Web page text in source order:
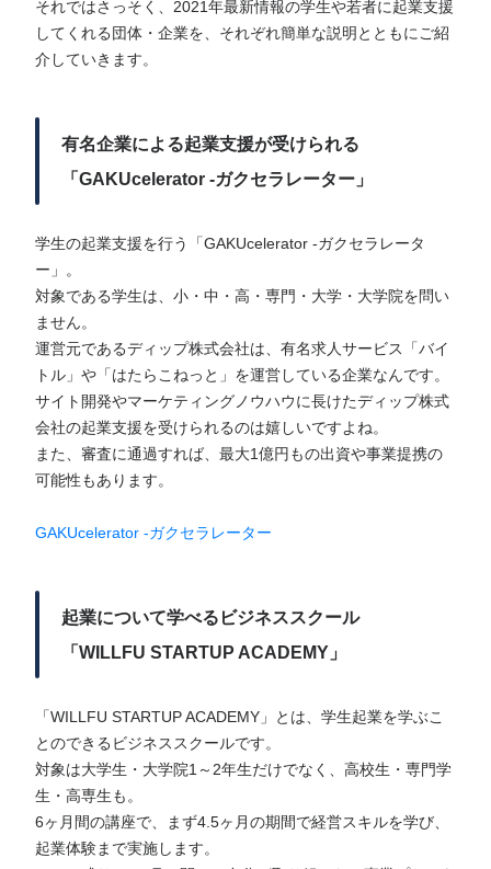
それではさっそく、2021年最新情報の学生や若者に起業支援
してくれる団体・企業を、それぞれ簡単な説明とともにご紹
介していきます。
有名企業による起業支援が受けられる
「GAKUcelerator -ガクセラレーター」
学生の起業支援を行う「GAKUcelerator -ガクセラレータ
ー」。
対象である学生は、小・中・高・専門・大学・大学院を問い
ません。
運営元であるディップ株式会社は、有名求人サービス「バイ
トル」や「はたらこねっと」を運営している企業なんです。
サイト開発やマーケティングノウハウに長けたディップ株式
会社の起業支援を受けられるのは嬉しいですよね。
また、審査に通過すれば、最大1億円もの出資や事業提携の
可能性もあります。
GAKUcelerator -ガクセラレーター
起業について学べるビジネススクール
「WILLFU STARTUP ACADEMY」
「WILLFU STARTUP ACADEMY」とは、学生起業を学ぶこ
とのできるビジネススクールです。
対象は大学生・大学院1～2年生だけでなく、高校生・専門学
生・高専生も。
6ヶ月間の講座で、まず4.5ヶ月の期間で経営スキルを学び、
起業体験まで実施します。